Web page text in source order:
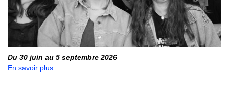
Du 30 juin au 5 septembre 2026
En savoir plus